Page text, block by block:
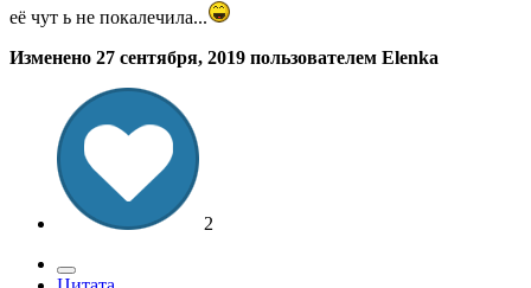
её чут ь не покалечила...
Изменено 27 сентября, 2019 пользователем Elenka
2